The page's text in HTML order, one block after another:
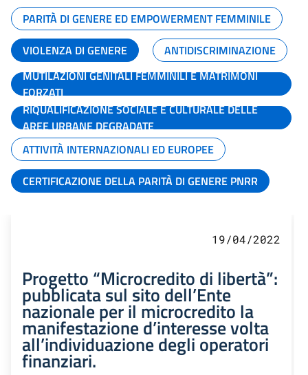
PARITÀ DI GENERE ED EMPOWERMENT FEMMINILE
VIOLENZA DI GENERE
ANTIDISCRIMINAZIONE
MUTILAZIONI GENITALI FEMMINILI E MATRIMONI
FORZATI
RIQUALIFICAZIONE SOCIALE E CULTURALE DELLE
AREE URBANE DEGRADATE
ATTIVITÀ INTERNAZIONALI ED EUROPEE
CERTIFICAZIONE DELLA PARITÀ DI GENERE PNRR
19/04/2022
Progetto “Microcredito di libertà”:
pubblicata sul sito dell’Ente
nazionale per il microcredito la
manifestazione d’interesse volta
all’individuazione degli operatori
finanziari.